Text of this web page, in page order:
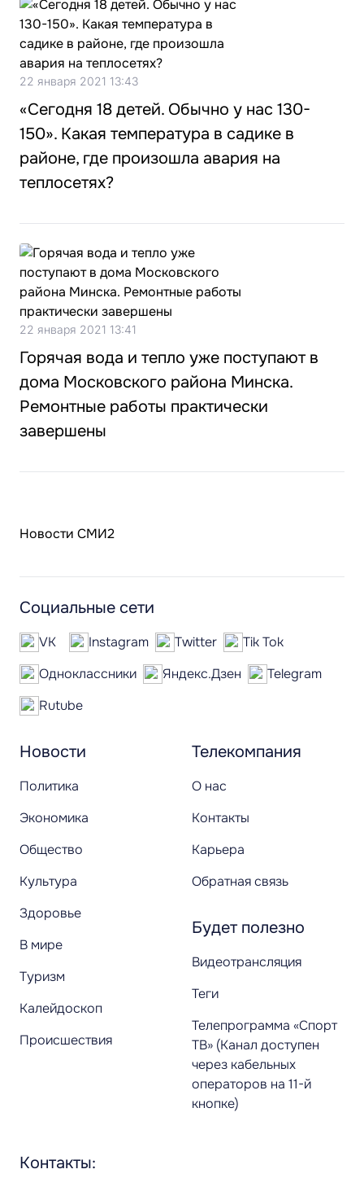
22 января 2021 13:43
«Сегодня 18 детей. Обычно у нас 130-
150». Какая температура в садике в
районе, где произошла авария на
теплосетях?
22 января 2021 13:41
Горячая вода и тепло уже поступают в
дома Московского района Минска.
Ремонтные работы практически
завершены
Новости СМИ2
Новости
Политика
Экономика
Общество
Культура
Здоровье
В мире
Туризм
Калейдоскоп
Происшествия
Телекомпания
О нас
Контакты
Карьера
Обратная связь
Будет полезно
Видеотрансляция
Теги
Телепрограмма «Спорт
ТВ» (Канал доступен
через кабельных
операторов на 11-й
кнопке)
Социальные сети
VK Instagram Twitter
Tik Tok
Одноклассники
Яндекс.Дзен
Telegram
Rutube
Контакты: